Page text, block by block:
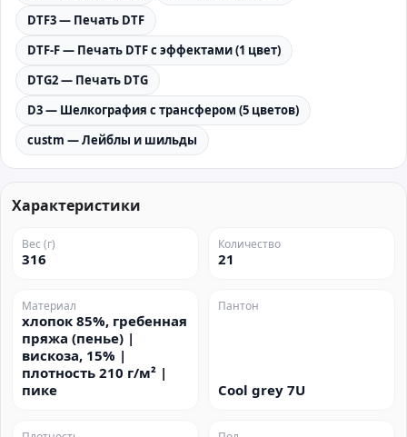
DTF3 — Печать DTF
DTF-F — Печать DTF с эффектами (1 цвет)
DTG2 — Печать DTG
D3 — Шелкография с трансфером (5 цветов)
custm — Лейблы и шильды
Характеристики
Вес (г)
316
Количество
21
Материал
хлопок 85%, гребенная
пряжа (пенье) |
вискоза, 15% |
плотность 210 г/м² |
пике
Пантон
Cool grey 7U